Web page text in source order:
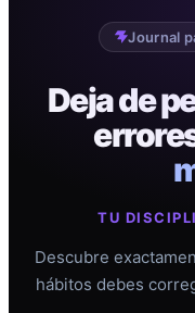
Journal
Deja de
TU
Descubre
hábitos debes